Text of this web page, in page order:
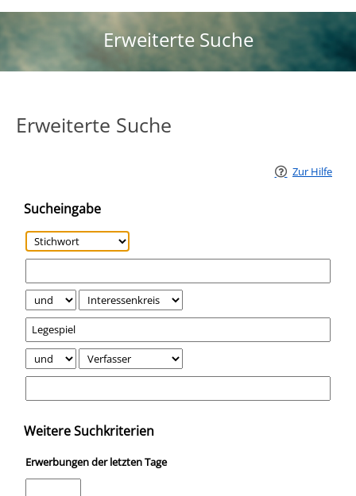
Erweiterte Suche
Erweiterte Suche
Zur Hilfe
Sucheingabe
Weitere Suchkriterien
Erwerbungen der letzten Tage